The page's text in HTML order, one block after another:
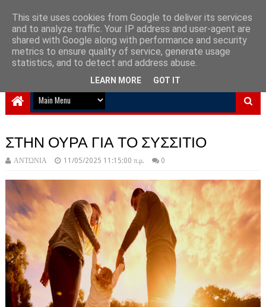
NewPlanet09
Ειδήσεις νέα από την Ελλάδα και τον κόσμο
ΣΤΗΝ ΟΥΡΑ ΓΙΑ ΤΟ ΣΥΣΣΙΤΙΟ
ΑΝΤΩΝΙΑ 11/05/2025 11:15:00 π.μ. 0
This site uses cookies from Google to deliver its services
and to analyze traffic. Your IP address and user-agent are
shared with Google along with performance and security
metrics to ensure quality of service, generate usage
statistics, and to detect and address abuse.
LEARN MORE GOT IT